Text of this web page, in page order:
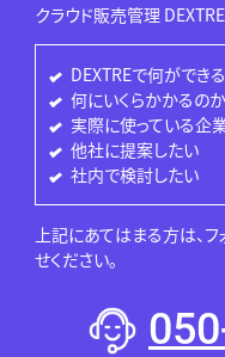
クラウド販売管理 DEXTRE
DEXTREで何ができ
何にいくらかかるの
実際に使っている企
他社に提案したい
社内で検討したい
上記にあてはまる方は、
せください。